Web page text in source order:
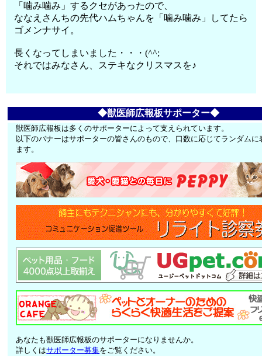
「噛み噛み」するクセがあったので、
ななえさんちの先代ハムちゃんを「噛み噛み」してたら
ゴメンナサイ。
長くなってしまいました・・・(^^;
それではみなさん、ステキなクリスマスを♪
◆獣医師広報板サポーター◆
獣医師広報板は多くのサポーターによって支えられています。
以下のバナーはサポーターの皆さんのもので、口数に応じてランダムに
ます。
あなたも獣医師広報板のサポーターになりませんか。
詳しくはサポーター募集をご覧ください。